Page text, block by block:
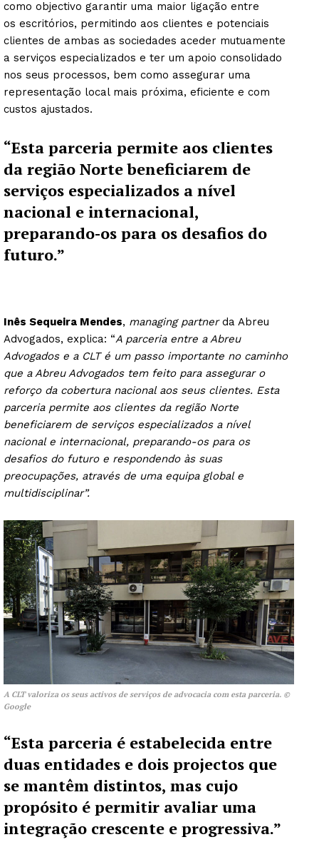
como objectivo garantir uma maior ligação entre
os escritórios, permitindo aos clientes e potenciais
clientes de ambas as sociedades aceder mutuamente
a serviços especializados e ter um apoio consolidado
nos seus processos, bem como assegurar uma
representação local mais próxima, eficiente e com
custos ajustados.
“Esta parceria permite aos clientes
da região Norte beneficiarem de
serviços especializados a nível
nacional e internacional,
preparando-os para os desafios do
futuro.”
Inês Sequeira Mendes, managing partnerda Abreu
Advogados, explica: “A parceria entre a Abreu
Advogados e a CLT é um passo importante no caminho
que a Abreu Advogados tem feito para assegurar o
reforço da cobertura nacional aos seus clientes. Esta
parceria permite aos clientes da região Norte
beneficiarem de serviços especializados a nível
nacional e internacional, preparando-os para os
desafios do futuro e respondendo às suas
preocupações, através de uma equipa global e
multidisciplinar”.
A CLT valoriza os seus activos de serviços de advocacia com esta parceria. ©
Google
“Esta parceria é estabelecida entre
duas entidades e dois projectos que
se mantêm distintos, mas cujo
propósito é permitir avaliar uma
integração crescente e progressiva.”